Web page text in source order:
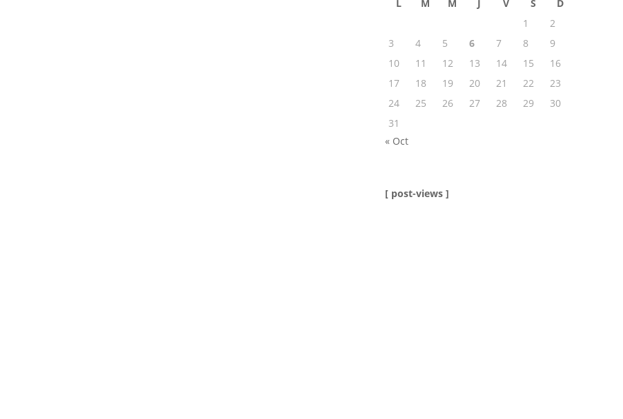
L M M J V S
D
1
2
3
4 5 6 7 8
9
10
11 12 13 14 15
16
17
18 19 20 21 22
23
24
25 26 27 28 29
30
31
« Oct
[ post-views ]